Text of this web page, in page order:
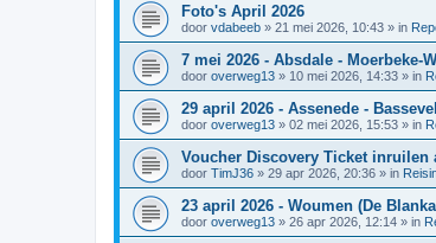
Foto's April 2026
door vdabeeb » 21 mei 2026, 10:43 » in
7 mei 2026 - Absdale - Moerbeke-
door overweg13 » 10 mei 2026, 14:33 » in
29 april 2026 - Assenede -
door overweg13 » 02 mei 2026, 15:53 » in
Voucher Discovery Ticket inruilen
door TimJ36 » 29 apr 2026, 20:36 » in
23 april 2026 - Woumen (De
door overweg13 » 26 apr 2026, 12:14 » in